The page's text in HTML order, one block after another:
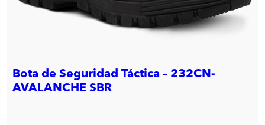
Bota de Seguridad Táctica – 232CN-
AVALANCHE SBR